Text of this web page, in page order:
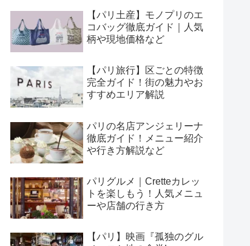
【パリ土産】モノプリのエ
コバッグ徹底ガイド｜人気
柄や現地価格など
【パリ旅行】区ごとの特徴
完全ガイド！街の魅力やお
すすめエリア解説
パリの名店アンジェリーナ
徹底ガイド！メニュー紹介
や行き方解説など
パリグルメ｜Cretteカレッ
トを楽しもう！人気メニュ
ーや店舗の行き方
【パリ】映画『孤独のグル